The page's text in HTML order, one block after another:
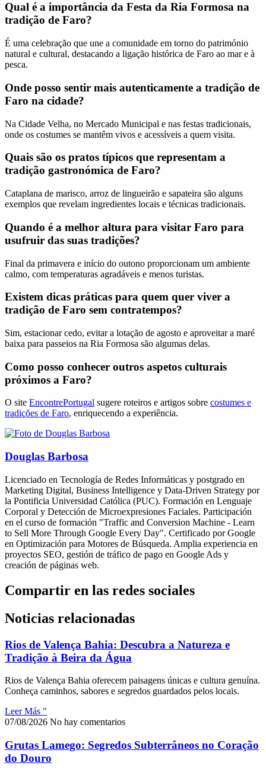
Qual é a importância da Festa da Ria Formosa na
tradição de Faro?
É uma celebração que une a comunidade em torno do património
natural e cultural, destacando a ligação histórica de Faro ao mar e à
pesca.
Onde posso sentir mais autenticamente a tradição de
Faro na cidade?
Na Cidade Velha, no Mercado Municipal e nas festas tradicionais,
onde os costumes se mantêm vivos e acessíveis a quem visita.
Quais são os pratos típicos que representam a
tradição gastronómica de Faro?
Cataplana de marisco, arroz de lingueirão e sapateira são alguns
exemplos que revelam ingredientes locais e técnicas tradicionais.
Quando é a melhor altura para visitar Faro para
usufruir das suas tradições?
Final da primavera e início do outono proporcionam um ambiente
calmo, com temperaturas agradáveis e menos turistas.
Existem dicas práticas para quem quer viver a
tradição de Faro sem contratempos?
Sim, estacionar cedo, evitar a lotação de agosto e aproveitar a maré
baixa para passeios na Ria Formosa são algumas delas.
Como posso conhecer outros aspetos culturais
próximos a Faro?
O site EncontrePortugal sugere roteiros e artigos sobre costumes e
tradições de Faro, enriquecendo a experiência.
Douglas Barbosa
Licenciado en Tecnología de Redes Informáticas y postgrado en
Marketing Digital, Business Intelligence y Data-Driven Strategy por
la Pontificia Universidad Católica (PUC). Formación en Lenguaje
Corporal y Detección de Microexpresiones Faciales. Participación
en el curso de formación "Traffic and Conversion Machine - Learn
to Sell More Through Google Every Day". Certificado por Google
en Optimización para Motores de Búsqueda. Amplia experiencia en
proyectos SEO, gestión de tráfico de pago en Google Ads y
creación de páginas web.
Compartir en las redes sociales
Noticias relacionadas
Rios de Valença Bahia: Descubra a Natureza e
Tradição à Beira da Água
Rios de Valença Bahia oferecem paisagens únicas e cultura genuína.
Conheça caminhos, sabores e segredos guardados pelos locais.
Leer Más "
07/08/2026 No hay comentarios
Grutas Lamego: Segredos Subterrâneos no Coração
do Douro